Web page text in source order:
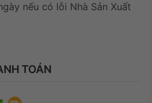
nếu có lỗi Nhà Sản Xuất
TOÁN